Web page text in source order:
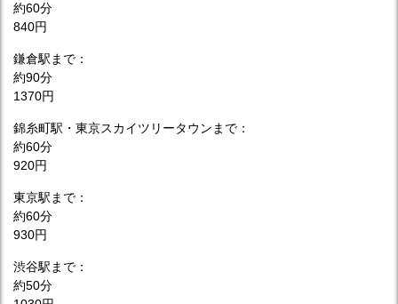
約60分
840円
鎌倉駅まで：
約90分
1370円
錦糸町駅・東京スカイツリータウンまで：
約60分
920円
東京駅まで：
約60分
930円
渋谷駅まで：
約50分